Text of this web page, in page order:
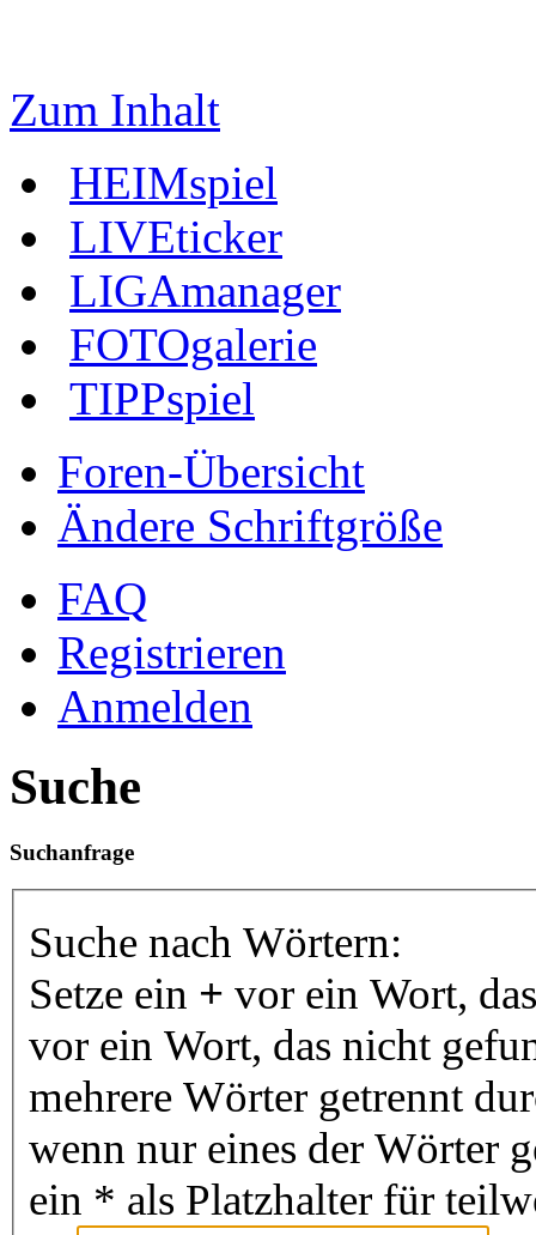
Zum Inhalt
HEIMspiel
LIVEticker
LIGAmanager
FOTOgalerie
TIPPspiel
Foren-Übersicht
Ändere Schriftgröße
FAQ
Registrieren
Anmelden
Suche
Suchanfrage
Suche nach Wörtern:
Setze ein + vor ein Wort,
vor ein Wort, das nicht
mehrere Wörter getrennt
wenn nur eines der Wörter
ein * als Platzhalter für